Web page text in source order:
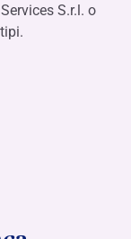
S.r.l. o